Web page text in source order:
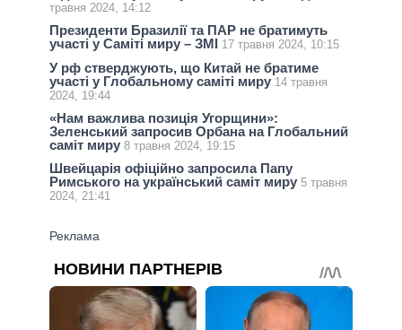
травня 2024, 14:12
Президенти Бразилії та ПАР не братимуть
участі у Саміті миру – ЗМІ
17 травня 2024, 10:15
У рф стверджують, що Китай не братиме
участі у Глобальному саміті миру 14 травня
2024, 19:44
«Нам важлива позиція Угорщини»:
Зеленський запросив Орбана на Глобальний
саміт миру 8 травня 2024, 19:15
Швейцарія офіційно запросила Папу
Римського на український саміт миру 5 травня
2024, 21:41